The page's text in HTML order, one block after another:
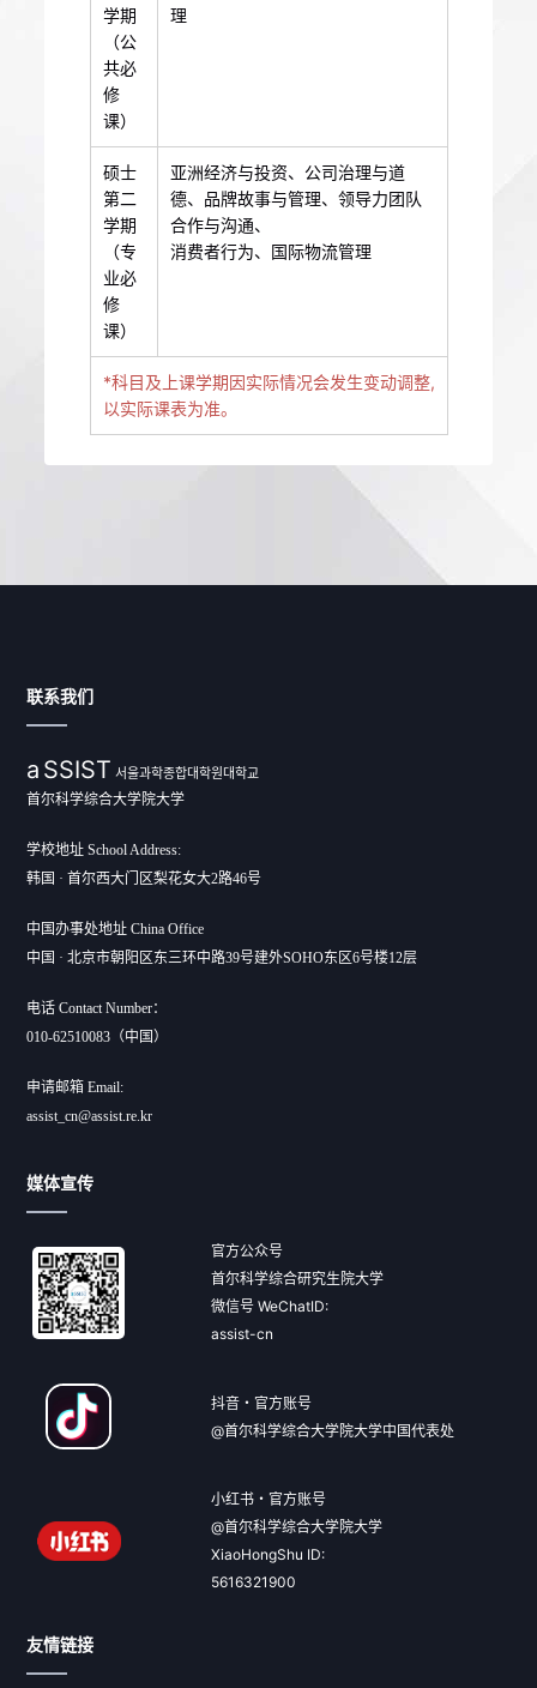
学期
（公
共必
修
课）
理
硕士
第二
学期
（专
业必
修
课）
亚洲经济与投资、公司治理与道
德、品牌故事与管理、领导力团队
合作与沟通、
消费者行为、国际物流管理
*科目及上课学期因实际情况会发生变动调整,
以实际课表为准。
联系我们
a SSIST 서울과학종합대학원대학교
首尔科学综合大学院大学
学校地址 School Address:
韩国 · 首尔西大门区梨花女大2路46号
中国办事处地址 China Office
中国 · 北京市朝阳区东三环中路39号建外SOHO东区6号楼12层
电话 Contact Number：
010-62510083（中国）
申请邮箱 Email:
assist_cn@assist.re.kr
媒体宣传
官方公众号
首尔科学综合研究生院大学
微信号 WeChatID:
assist-cn
抖音・官方账号
@首尔科学综合大学院大学中国代表处
小红书・官方账号
@首尔科学综合大学院大学
XiaoHongShu ID:
5616321900
友情链接